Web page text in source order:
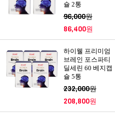
슐 2통
96,000원
86,400원
하이웰 프리미엄
브레인 포스파티
딜세린 60 베지캡
슐 5통
232,000원
208,800원